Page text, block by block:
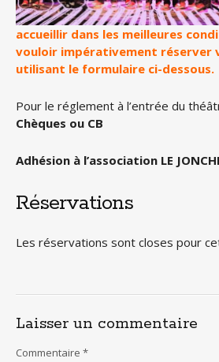
accueillir dans les meilleures
vouloir impérativement réserver
utilisant le formulaire ci-dessous.
Pour le réglement à l’entrée du
Chèques ou CB
Adhésion à l’association LE
Réservations
Les réservations sont closes pour
Laisser un commentaire
Commentaire *